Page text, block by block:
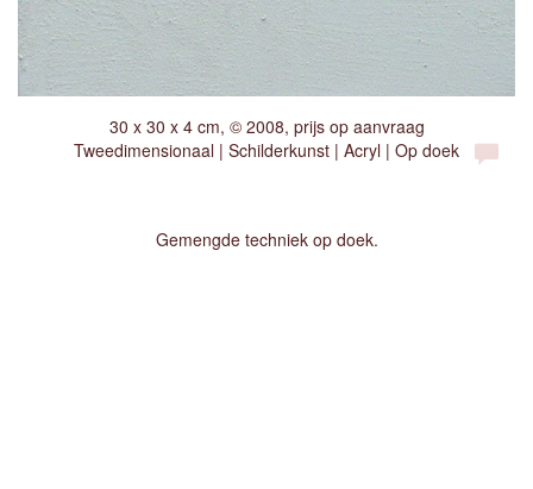
30 x 30 x 4 cm, © 2008, prijs op aanvraag
Tweedimensionaal | Schilderkunst | Acryl | Op doek
Gemengde techniek op doek.